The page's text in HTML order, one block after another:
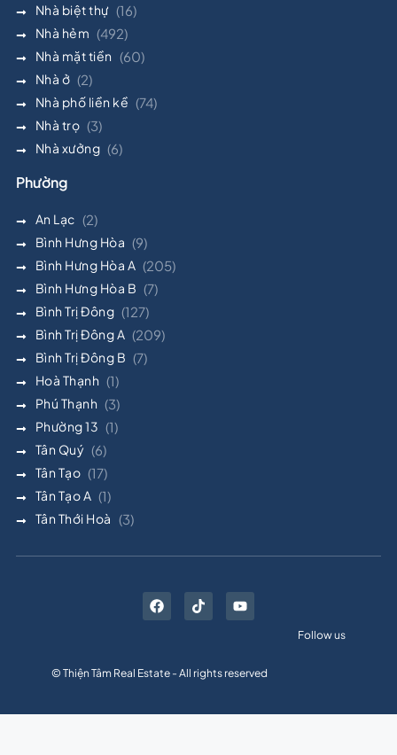
Nhà biệt thự (16)
Nhà hẻm (492)
Nhà mặt tiền (60)
Nhà ở (2)
Nhà phố liền kề (74)
Nhà trọ (3)
Nhà xưởng (6)
Phường
An Lạc (2)
Bình Hưng Hòa (9)
Bình Hưng Hòa A (205)
Bình Hưng Hòa B (7)
Bình Trị Đông (127)
Bình Trị Đông A (209)
Bình Trị Đông B (7)
Hoà Thạnh (1)
Phú Thạnh (3)
Phường 13 (1)
Tân Quý (6)
Tân Tạo (17)
Tân Tạo A (1)
Tân Thới Hoà (3)
© Thiện Tâm Real Estate - All rights reserved
Follow us